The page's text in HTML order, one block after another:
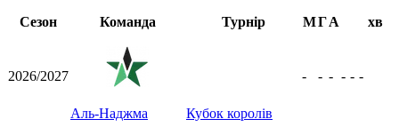
Сезон
Команда Турнір МГА хв
2026/2027
Аль-Наджма Кубок королів
- - - - - -